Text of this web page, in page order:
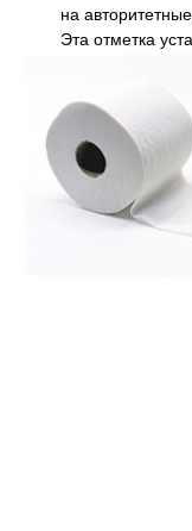
на авторитетные
Эта отметка